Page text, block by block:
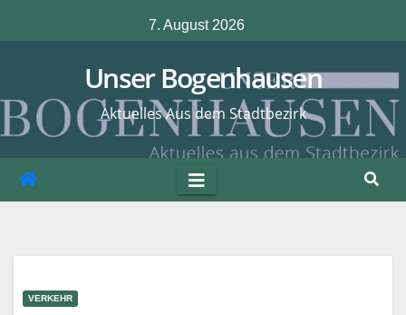
Inhalt
7. August 2026
Unser Bogenhausen
Aktuelles Aus dem Stadtbezirk
VERKEHR